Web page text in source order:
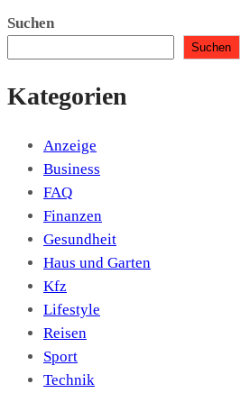
Suchen
Suchen
Kategorien
Anzeige
Business
FAQ
Finanzen
Gesundheit
Haus und Garten
Kfz
Lifestyle
Reisen
Sport
Technik